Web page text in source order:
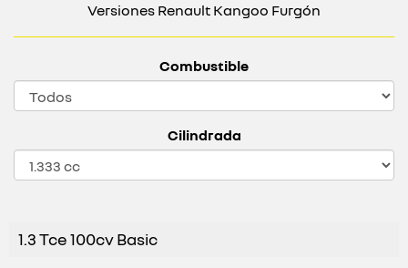
Versiones Renault Kangoo Furgón
Combustible
Cilindrada
1.3 Tce 100cv Basic